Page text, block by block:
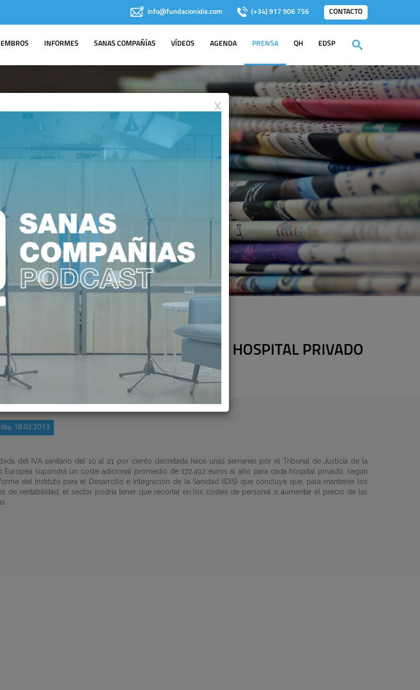
info@fundacionidis.com (+34) 917 906 756 CONTACTO
INFORMES SANAS COMPAÑÍAS VÍDEOS AGENDA PRENSA QH EDSP
IDIS EN LOS MEDIOS
EUROS ANUALES A CADA HOSPITAL PRIVADO
18.02.2013
del IVA sanitario del 10 al 21 por ciento decretada hace unas semanas por el Tribunal de Justicia de la
Europea supondrá un coste adicional promedio de 172.492 euros al año para cada hospital privado, según
del Instituto para el Desarrollo e Integración de la Sanidad (IDIS) que concluye que, para mantener los
de rentabilidad, el sector podría tener que recortar en los costes de personal o aumentar el precio de las
X